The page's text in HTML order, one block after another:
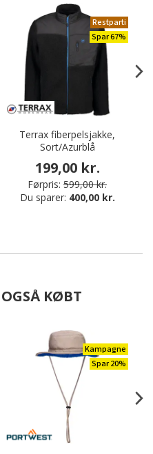
Restparti
Spar 67%
Terrax fiberpelsjakke,
Sort/Azurblå
199,00 kr.
Førpris: 599,00 kr.
Du sparer: 400,00 kr.
KØBT
Kampagne
Spar 20%